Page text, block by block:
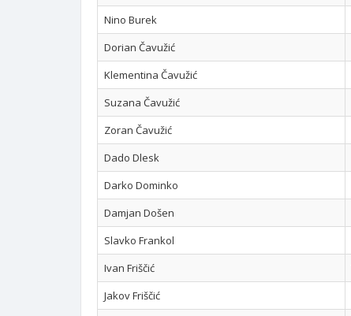
Nino Burek
Dorian Čavužić
Klementina Čavužić
Suzana Čavužić
Zoran Čavužić
Dado Dlesk
Darko Dominko
Damjan Došen
Slavko Frankol
Ivan Friščić
Jakov Friščić